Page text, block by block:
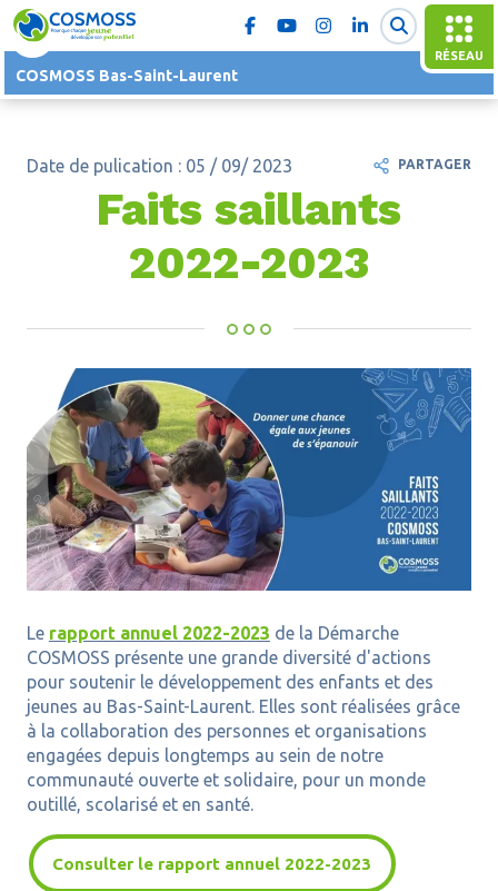
RÉSEAU
COSMOSS Bas-Saint-Laurent
Date de pulication : 05 / 09/ 2023
Faits saillants
2022-2023
Le rapport annuel 2022-2023 de la Démarche
COSMOSS présente une grande diversité d'actions
pour soutenir le développement des enfants et des
jeunes au Bas-Saint-Laurent. Elles sont réalisées grâce
à la collaboration des personnes et organisations
engagées depuis longtemps au sein de notre
communauté ouverte et solidaire, pour un monde
outillé, scolarisé et en santé.
Consulter le rapport annuel 2022-2023
PARTAGER